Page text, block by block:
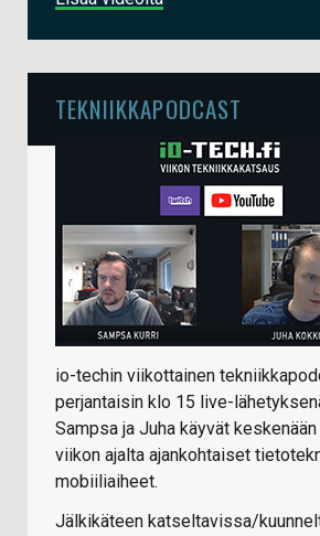
TEKNIIKKAPODCAST
io-techin viikottainen
perjantaisin klo 15 live-
Sampsa ja Juha käyvät
viikon ajalta ajankohtaiset
mobiiliaiheet.
Jälkikäteen katseltavissa/